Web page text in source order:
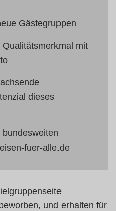
Gästegruppen
mit
dieses
fuer-alle.de
und erhalten für